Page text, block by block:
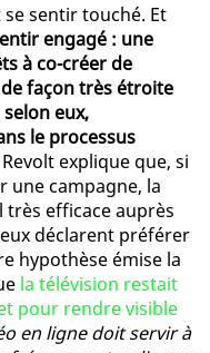
sentir touché. Et
engagé : une
à co-créer de
façon très étroite
eux,
le processus
explique que, si
une campagne, la
efficace auprès
déclarent préférer
hypothèse émise la
la télévision restait
pour rendre visible
en ligne doit servir à